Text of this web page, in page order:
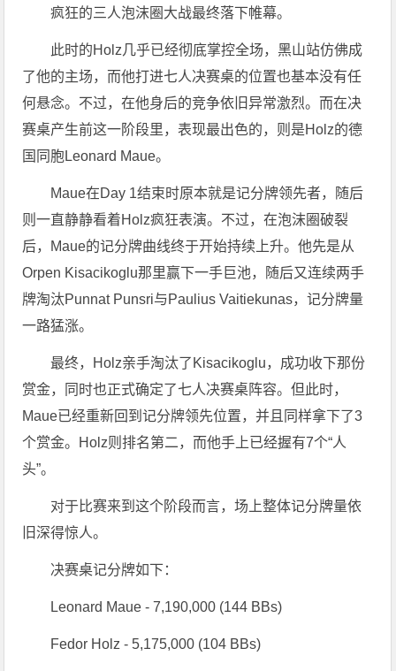
疯狂的三人泡沫圈大战最终落下帷幕。
此时的Holz几乎已经彻底掌控全场，黑山站仿佛成
了他的主场，而他打进七人决赛桌的位置也基本没有任
何悬念。不过，在他身后的竞争依旧异常激烈。而在决
赛桌产生前这一阶段里，表现最出色的，则是Holz的德
国同胞Leonard Maue。
Maue在Day 1结束时原本就是记分牌领先者，随后
则一直静静看着Holz疯狂表演。不过，在泡沫圈破裂
后，Maue的记分牌曲线终于开始持续上升。他先是从
Orpen Kisacikoglu那里赢下一手巨池，随后又连续两手
牌淘汰Punnat Punsri与Paulius Vaitiekunas，记分牌量
一路猛涨。
最终，Holz亲手淘汰了Kisacikoglu，成功收下那份
赏金，同时也正式确定了七人决赛桌阵容。但此时，
Maue已经重新回到记分牌领先位置，并且同样拿下了3
个赏金。Holz则排名第二，而他手上已经握有7个“人
头”。
对于比赛来到这个阶段而言，场上整体记分牌量依
旧深得惊人。
决赛桌记分牌如下：
Leonard Maue - 7,190,000 (144 BBs)
Fedor Holz - 5,175,000 (104 BBs)